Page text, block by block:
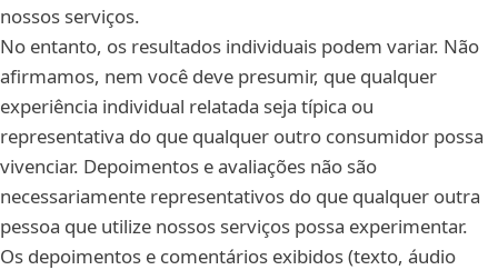
nossos serviços.
No entanto, os resultados individuais podem variar. Não
afirmamos, nem você deve presumir, que qualquer
experiência individual relatada seja típica ou
representativa do que qualquer outro consumidor possa
vivenciar. Depoimentos e avaliações não são
necessariamente representativos do que qualquer outra
pessoa que utilize nossos serviços possa experimentar.
Os depoimentos e comentários exibidos (texto, áudio